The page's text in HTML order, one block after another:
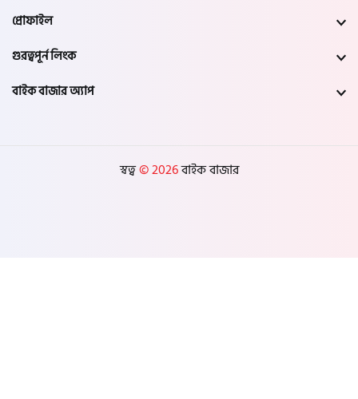
প্রোফাইল
গুরত্বপূর্ন লিংক
বাইক বাজার অ্যাপ
স্বত্ব© 2026বাইক বাজার